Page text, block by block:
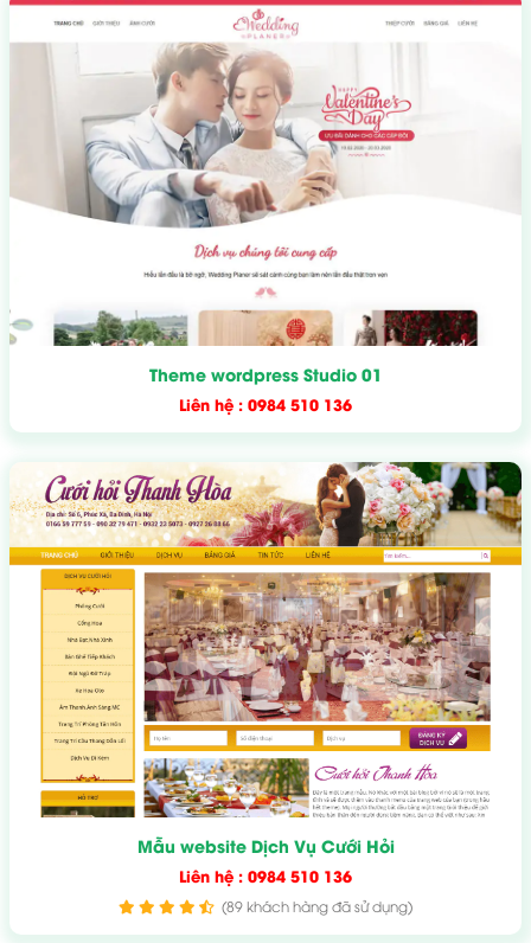
Theme wordpress Studio 01
Liên hệ : 0984 510 136
Mẫu website Dịch Vụ Cưới Hỏi
Liên hệ : 0984 510 136
(89 khách hàng đã sử dụng)